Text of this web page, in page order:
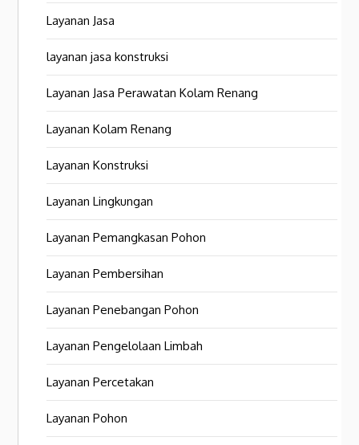
Layanan Jasa
layanan jasa konstruksi
Layanan Jasa Perawatan Kolam Renang
Layanan Kolam Renang
Layanan Konstruksi
Layanan Lingkungan
Layanan Pemangkasan Pohon
Layanan Pembersihan
Layanan Penebangan Pohon
Layanan Pengelolaan Limbah
Layanan Percetakan
Layanan Pohon